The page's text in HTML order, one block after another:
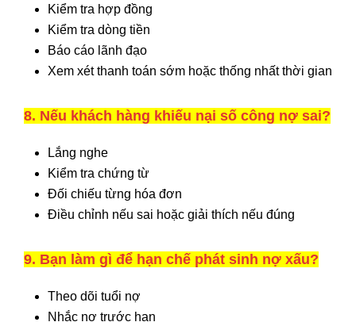
Kiểm tra hợp đồng
Kiểm tra dòng tiền
Báo cáo lãnh đạo
Xem xét thanh toán sớm hoặc thống nhất thời gian
8. Nếu khách hàng khiếu nại số công nợ sai?
Lắng nghe
Kiểm tra chứng từ
Đối chiếu từng hóa đơn
Điều chỉnh nếu sai hoặc giải thích nếu đúng
9. Bạn làm gì để hạn chế phát sinh nợ xấu?
Theo dõi tuổi nợ
Nhắc nợ trước hạn